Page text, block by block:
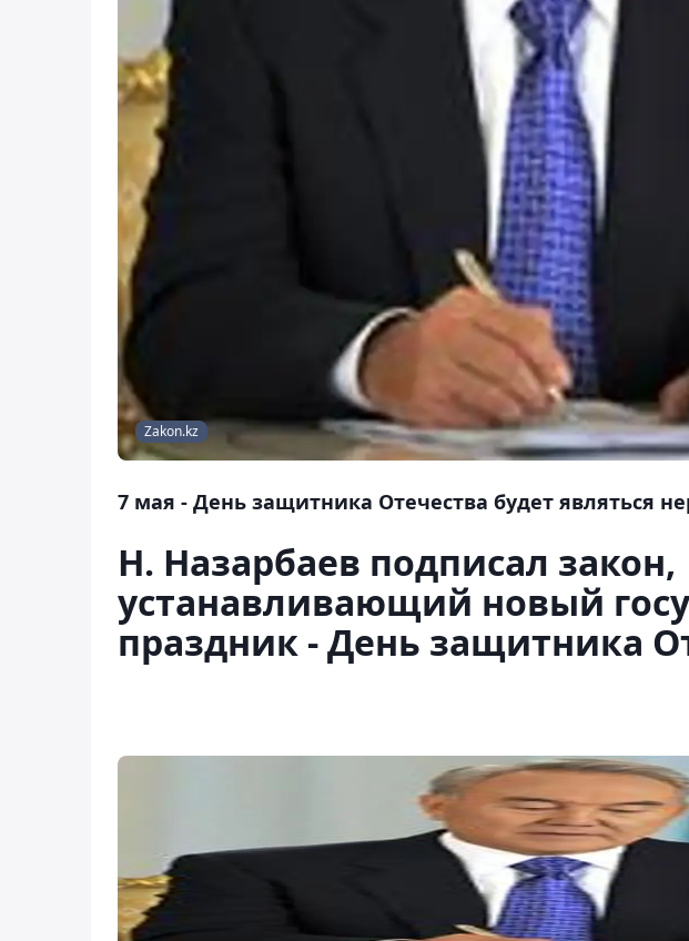
Zakon.kz
7 мая - День защитника Отечества будет являться
Н. Назарбаев подписал закон,
устанавливающий новый
праздник - День защитника